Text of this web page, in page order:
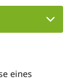
eines